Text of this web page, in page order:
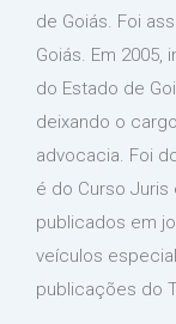
de Goiás. Foi
Goiás. Em 2005,
do Estado de
deixando o
advocacia. Foi
é do Curso Juris
publicados em
veículos
publicações do